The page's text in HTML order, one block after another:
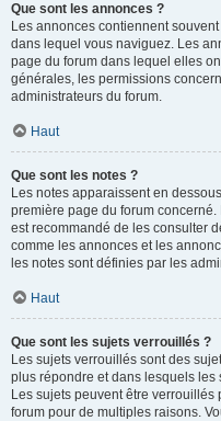
Que sont les annonces ?
Les annonces contiennent
dans lequel vous naviguez. Les
page du forum dans lequel elles
générales, les permissions
administrateurs du forum.
Haut
Que sont les notes ?
Les notes apparaissent en
première page du forum concerné.
est recommandé de les consulter
comme les annonces et les
les notes sont définies par les
Haut
Que sont les sujets verrouillés ?
Les sujets verrouillés sont des
plus répondre et dans lesquels
Les sujets peuvent être
forum pour de multiples raisons.